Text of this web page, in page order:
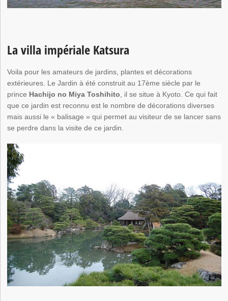
La villa impériale Katsura
Voila pour les amateurs de jardins, plantes et décorations
extérieures. Le Jardin à été construit au 17ème siècle par le
prince Hachijo no Miya Toshihito, il se situe à Kyoto. Ce qui fait
que ce jardin est reconnu est le nombre de décorations diverses
mais aussi le « balisage » qui permet au visiteur de se lancer sans
se perdre dans la visite de ce jardin.